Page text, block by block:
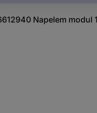
Napelem modul